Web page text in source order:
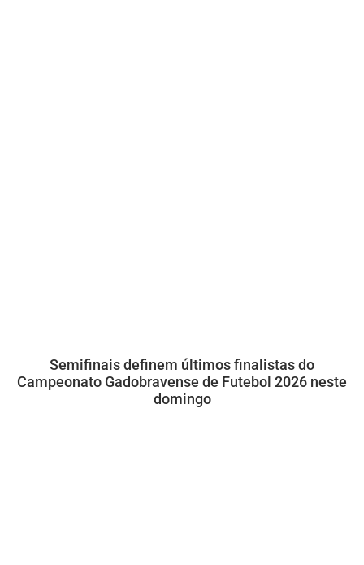
Semifinais definem últimos finalistas do
Campeonato Gadobravense de Futebol 2026 neste
domingo